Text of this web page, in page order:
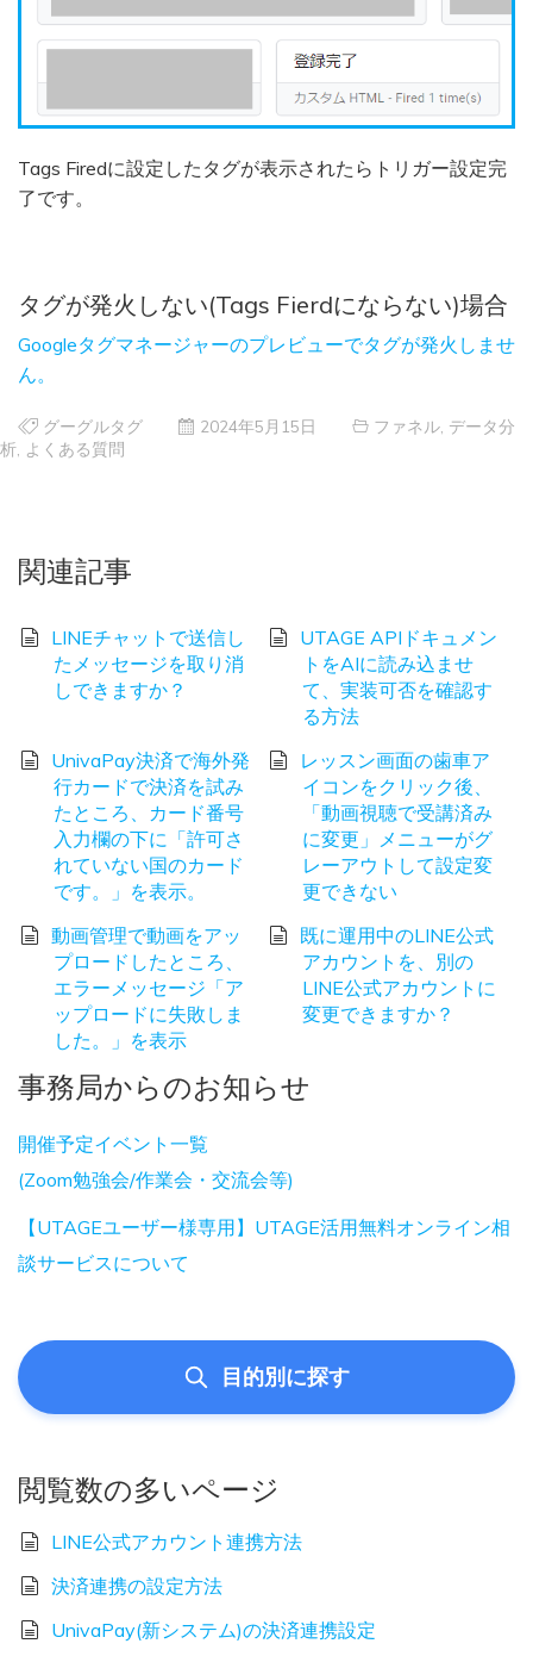
Tags Firedに設定したタグが表示されたらトリガー設定完
了です。
タグが発火しない(Tags Fierdにならない)場合
Googleタグマネージャーのプレビューでタグが発火しませ
ん。
グーグルタグ 2024年5月15日 ファネル データ分
析 よくある質問
関連記事
LINEチャットで送信し
たメッセージを取り消
しできますか？
UTAGE APIドキュメン
トをAIに読み込ませ
て、実装可否を確認す
る方法
UnivaPay決済で海外発
行カードで決済を試み
たところ、カード番号
入力欄の下に「許可さ
れていない国のカード
です。」を表示。
レッスン画面の歯車ア
イコンをクリック後、
「動画視聴で受講済み
に変更」メニューがグ
レーアウトして設定変
更できない
動画管理で動画をアッ
プロードしたところ、
エラーメッセージ「ア
ップロードに失敗しま
した。」を表示
既に運用中のLINE公式
アカウントを、別の
LINE公式アカウントに
変更できますか？
事務局からのお知らせ
開催予定イベント一覧
(Zoom勉強会/作業会・交流会等)
【UTAGEユーザー様専用】UTAGE活用無料オンライン相
談サービスについて
目的別に探す
閲覧数の多いページ
LINE公式アカウント連携方法
決済連携の設定方法
UnivaPay(新システム)の決済連携設定